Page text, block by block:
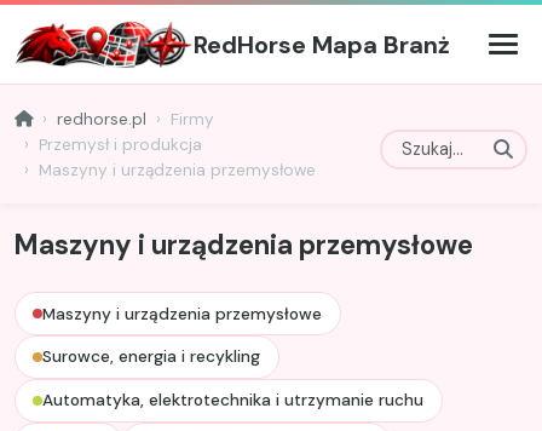
RedHorse Mapa Branż
redhorse.pl
Firmy
Przemysł i produkcja
Maszyny i urządzenia przemysłowe
Maszyny i urządzenia przemysłowe
Maszyny i urządzenia przemysłowe
Surowce, energia i recykling
Automatyka, elektrotechnika i utrzymanie ruchu